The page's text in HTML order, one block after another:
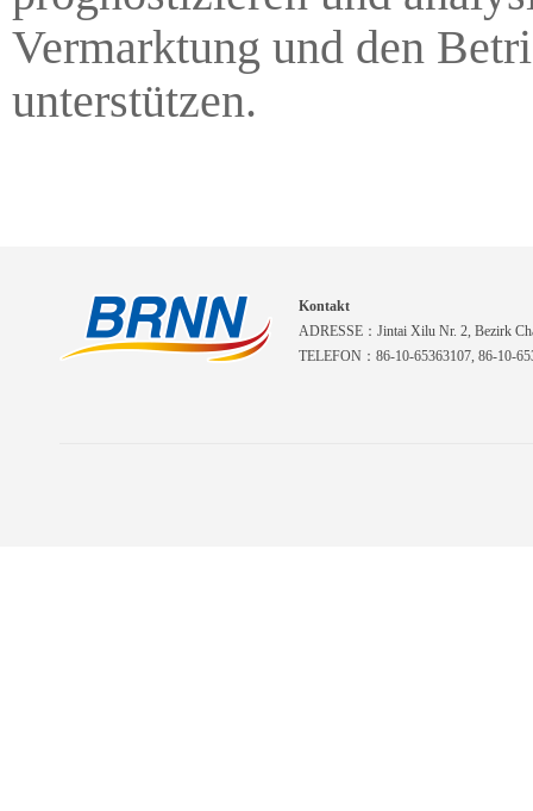
Vermarktung und den
unterstützen.
Kontakt
ADRESSE：Jintai Xilu Nr. 2, Bezirk
TELEFON：86-10-65363107, 86-10-